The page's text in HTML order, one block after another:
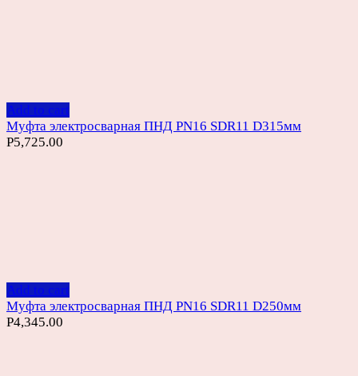
Add to cart
Муфта электросварная ПНД PN16 SDR11 D315мм
Р5,725.00
Add to cart
Муфта электросварная ПНД PN16 SDR11 D250мм
Р4,345.00